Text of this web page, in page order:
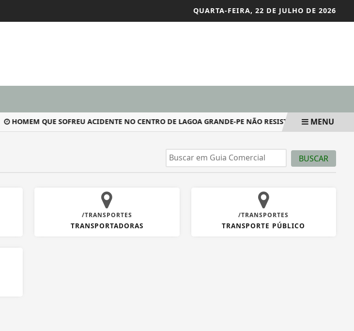
QUARTA-FEIRA, 22 DE JULHO DE 2026
HOMEM QUE SOFREU ACIDENTE NO CENTRO DE LAGOA GRANDE-PE NÃO RESISTE E MORRE NO
MENU
BUSCAR
/TRANSPORTES
TRANSPORTADORAS
/TRANSPORTES
TRANSPORTE PÚBLICO